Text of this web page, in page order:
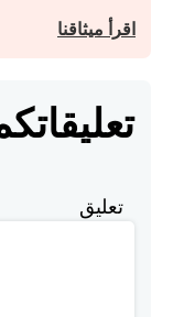
اقرأ ميثاقنا
تعليق